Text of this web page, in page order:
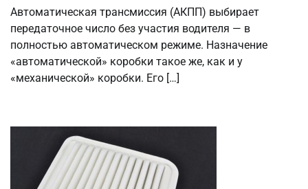
Автоматическая трансмиссия (АКПП) выбирает
передаточное число без участия водителя — в
полностью автоматическом режиме. Назначение
«автоматической» коробки такое же, как и у
«механической» коробки. Его […]